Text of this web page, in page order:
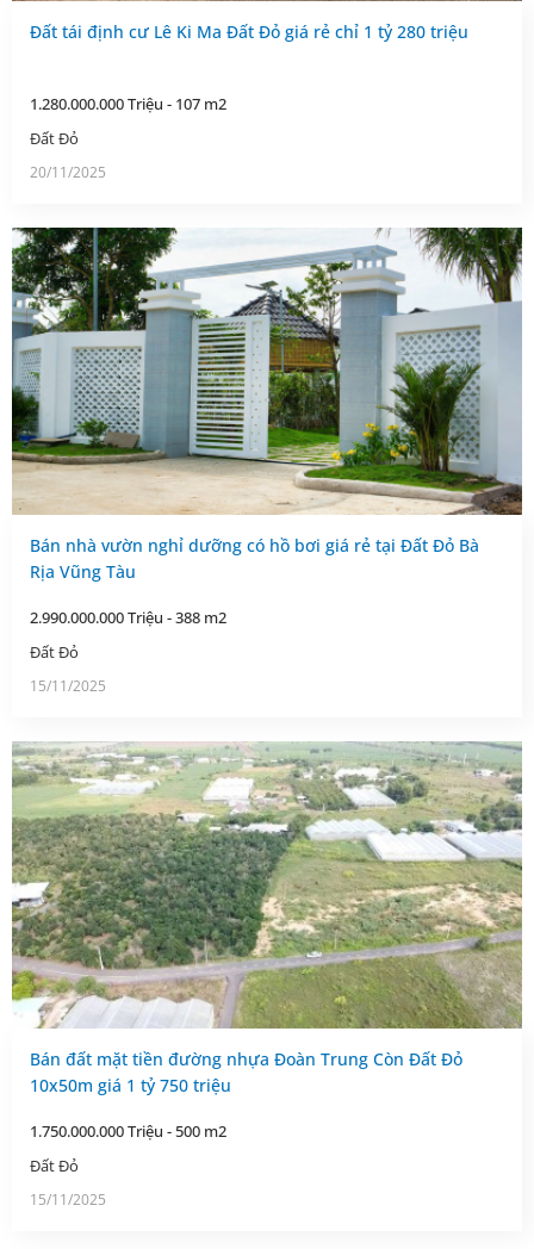
Đất tái định cư Lê Ki Ma Đất Đỏ giá rẻ chỉ 1 tỷ 280 triệu
1.280.000.000 Triệu - 107 m2
Đất Đỏ
20/11/2025
Bán nhà vườn nghỉ dưỡng có hồ bơi giá rẻ tại Đất Đỏ Bà
Rịa Vũng Tàu
2.990.000.000 Triệu - 388 m2
Đất Đỏ
15/11/2025
Bán đất mặt tiền đường nhựa Đoàn Trung Còn Đất Đỏ
10x50m giá 1 tỷ 750 triệu
1.750.000.000 Triệu - 500 m2
Đất Đỏ
15/11/2025